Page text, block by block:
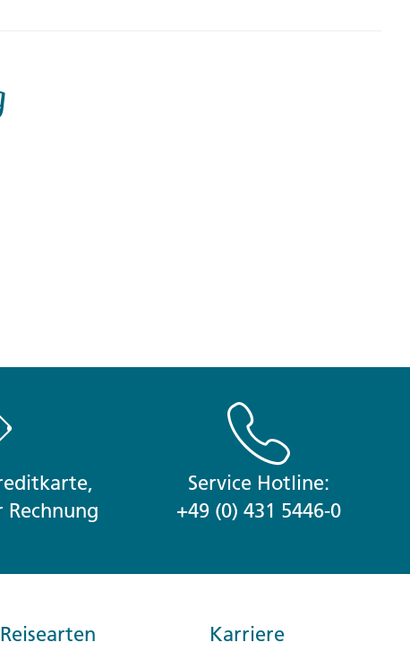
Service Hotline:
+49 (0) 431 5446-0
Karriere